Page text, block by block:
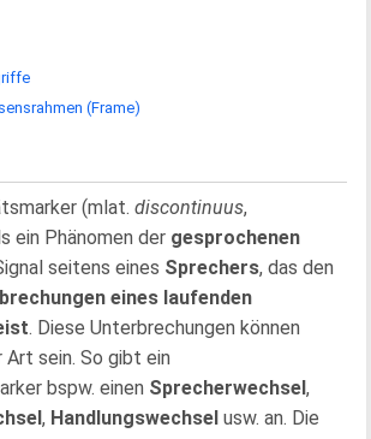
(Frame)
(mlat. discontinuus,
ein Phänomen der gesprochenen
seitens eines Sprechers, das den
eines laufenden
. Diese Unterbrechungen können
sein. So gibt ein
bspw. einen Sprecherwechsel ,
, Handlungswechsel usw. an. Die